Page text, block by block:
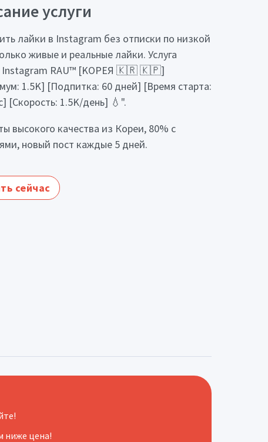
услуги
лайки в Instagram без отписки по низкой
живые и реальные лайки. Услуга
Instagram RAU™ [KОРЕЯ 🇰🇷 🇰🇵]
1.5K] [Подпитка: 60 дней] [Время старта:
[Скорость: 1.5K/день] 💧".
высокого качества из Кореи, 80% с
новый пост каждые 5 дней.
сейчас
ниже цена!